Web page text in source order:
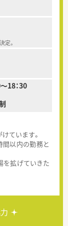
定。
18：30
ています。
以内の勤務と
を拡げていきた